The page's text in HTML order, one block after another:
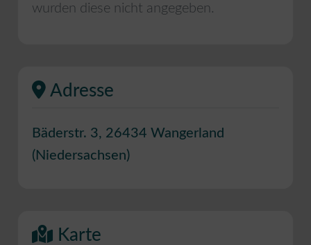
wurden diese nicht angegeben.
Adresse
Bäderstr. 3, 26434 Wangerland
( Niedersachsen)
Karte